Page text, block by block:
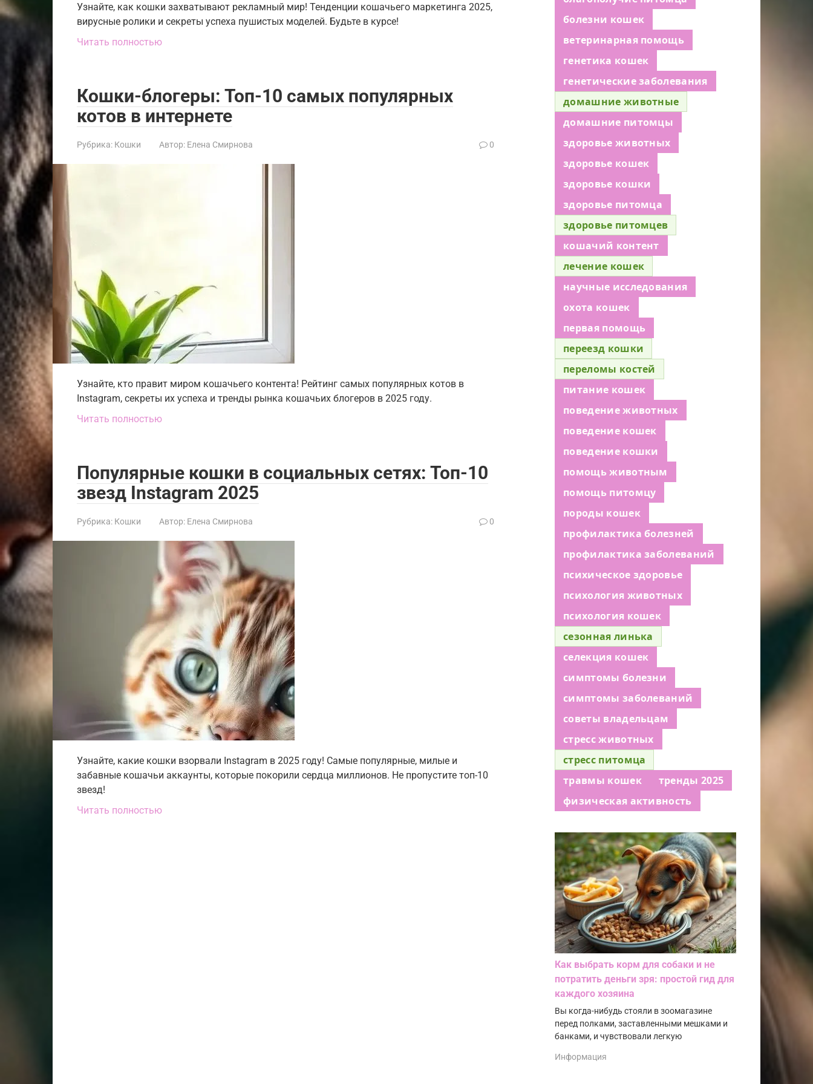
Узнайте, как кошки захватывают рекламный мир! Тенденции кошачьего маркетинга 2025,
вирусные ролики и секреты успеха пушистых моделей. Будьте в курсе!
Читать полностью
Кошки-блогеры: Топ-10 самых популярных
котов в интернете
Рубрика: Кошки Автор: Елена Смирнова 0
Узнайте, кто правит миром кошачьего контента! Рейтинг самых популярных котов в
Instagram, секреты их успеха и тренды рынка кошачьих блогеров в 2025 году.
Читать полностью
Популярные кошки в социальных сетях: Топ-10
звезд Instagram 2025
Рубрика: Кошки Автор: Елена Смирнова 0
Узнайте, какие кошки взорвали Instagram в 2025 году! Самые популярные, милые и
забавные кошачьи аккаунты, которые покорили сердца миллионов. Не пропустите топ-10
звезд!
Читать полностью
болезни кошек
ветеринарная помощь
генетика кошек
генетические заболевания
домашние животные
домашние питомцы
здоровье животных
здоровье кошек
здоровье кошки
здоровье питомца
здоровье питомцев
кошачий контент
лечение кошек
научные исследования
охота кошек
первая помощь
переезд кошки
переломы костей
питание кошек
поведение животных
поведение кошек
поведение кошки
помощь животным
помощь питомцу
породы кошек
профилактика болезней
профилактика заболеваний
психическое здоровье
психология животных
психология кошек
сезонная линька
селекция кошек
симптомы болезни
симптомы заболеваний
советы владельцам
стресс животных
стресс питомца
травмы кошек
тренды 2025
физическая активность
Как выбрать корм для собаки и не
потратить деньги зря: простой гид для
каждого хозяина
Вы когда-нибудь стояли в зоомагазине
перед полками, заставленными мешками и
банками, и чувствовали легкую
Информация